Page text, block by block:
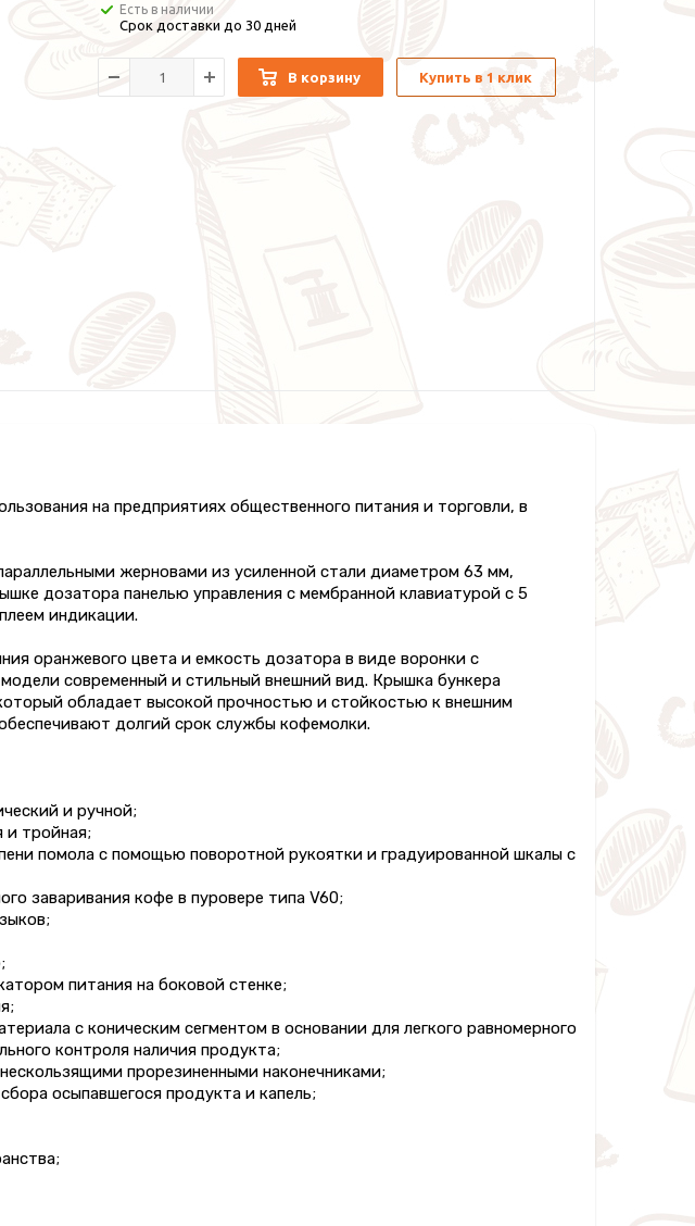
Есть в наличии
Срок доставки до 30 дней
В корзину Купить в 1 клик
на предприятиях общественного питания и торговли, в
жерновами из усиленной стали диаметром 63 мм,
дозатора панелью управления с мембранной клавиатурой с 5
индикации.
оранжевого цвета и емкость дозатора в виде воронки с
современный и стильный внешний вид. Крышка бункера
обладает высокой прочностью и стойкостью к внешним
долгий срок службы кофемолки.
и ручной;
и тройная;
помола с помощью поворотной рукоятки и градуированной шкалы с
заваривания кофе в пуровере типа V60;
питания на боковой стенке;
с коническим сегментом в основании для легкого равномерного
контроля наличия продукта;
прорезиненными наконечниками;
осыпавшегося продукта и капель;